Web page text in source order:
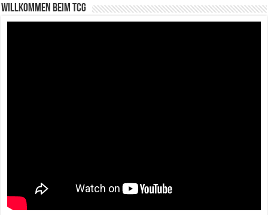
Willkommen beim TCG